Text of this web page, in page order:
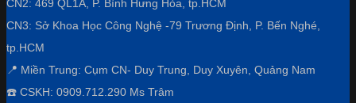
CN2: 469 QL1A, P. Bình Hưng Hòa, tp.HCM
CN3: Sở Khoa Học Công Nghệ -79 Trương Định, P. Bến Nghé,
tp.HCM
📍 Miền Trung: Cụm CN- Duy Trung, Duy Xuyên, Quảng Nam
☎️ CSKH: 0909.712.290 Ms Trâm